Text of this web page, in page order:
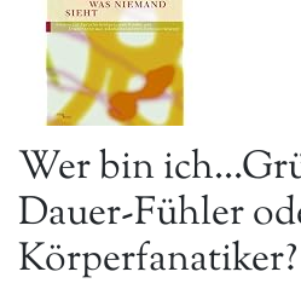
Wer bin
Dauer-Fühler
Körperfanatiker?